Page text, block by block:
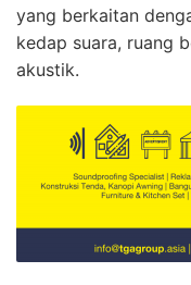
yang berkaitan
kedap suara, ruang
akustik.